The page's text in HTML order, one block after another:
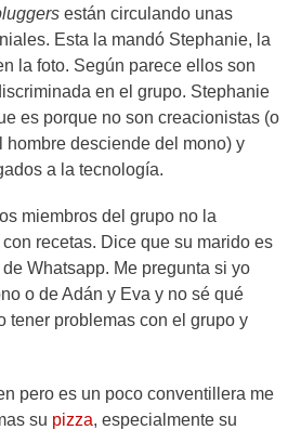
están circulando unas
Esta la mandó Stephanie, la
la foto. Según parece ellos son
en el grupo. Stephanie
es porque no son creacionistas (o
hombre desciende del mono) y
a la tecnología.
miembros del grupo no la
recetas. Dice que su marido es
Whatsapp. Me pregunta si yo
o de Adán y Eva y no sé qué
tener problemas con el grupo y
pero es un poco conventillera me
su pizza, especialmente su